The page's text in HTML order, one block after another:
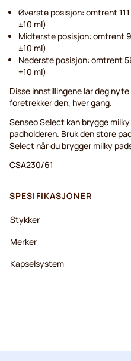
Øverste posisjon: omtrent
±10 ml)
Midterste posisjon: omtrent
±10 ml)
Nederste posisjon: omtrent
±10 ml)
Disse innstillingene lar deg
foretrekker den, hver gang.
Senseo Select kan brygge
padholderen. Bruk den store
Select når du brygger milky
CSA230/61
SPESIFIKASJONER
Stykker
Merker
Kapselsystem